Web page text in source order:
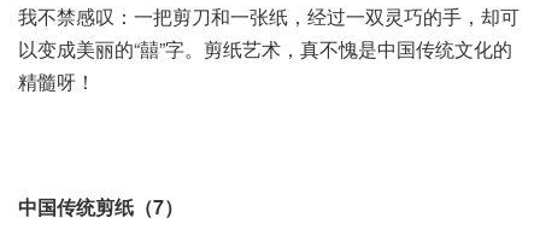
我不禁感叹：一把剪刀和一张纸，经过一双灵巧的手，却可
以变成美丽的“囍”字。剪纸艺术，真不愧是中国传统文化的
精髓呀！
中国传统剪纸（7）